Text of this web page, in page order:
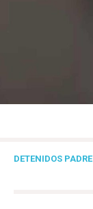
DETENIDOS